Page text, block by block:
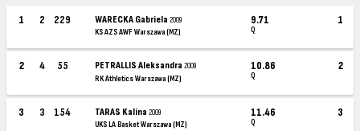
1 2 229 WARECKA Gabriela2009
KS AZS AWF Warszawa (MZ)
9.71
Q
1
2 4 55 PETRALLIS Aleksandra2009
RK Athletics Warszawa (MZ)
10.86
Q
2
3 3 154 TARAS Kalina2009
UKS LA Basket Warszawa (MZ)
11.46
Q
3